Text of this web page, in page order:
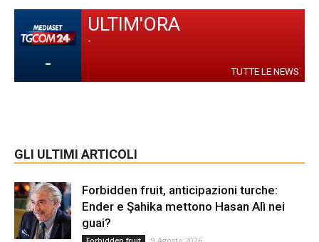
-
ULTIM'ORA
-
TUTTE LE NEWS
GLI ULTIMI ARTICOLI
Forbidden fruit, anticipazioni turche:
Ender e Şahika mettono Hasan Alì nei
guai?